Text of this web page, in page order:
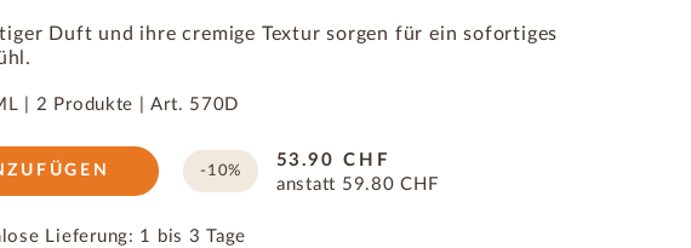
Duft und ihre cremige Textur sorgen für ein sofortiges
| 2 Produkte |Art. 570D
-10%
53.90 CHF
anstatt 59.80 CHF
Lieferung: 1 bis 3 Tage